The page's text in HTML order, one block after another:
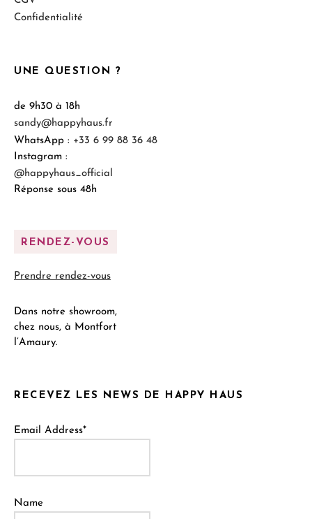
RECEVEZ LES NEWS DE HAPPY HAUS
Email Address*
Name
UNE QUESTION ?
de 9h30 à 18h
sandy@happyhaus.fr
WhatsApp : +33 6 99 88 36 48
Instagram :
@happyhaus_official
Réponse sous 48h
RENDEZ-VOUS
Prendre rendez-vous
Dans notre showroom,
chez nous, à Montfort
l’Amaury.
Confidentialité